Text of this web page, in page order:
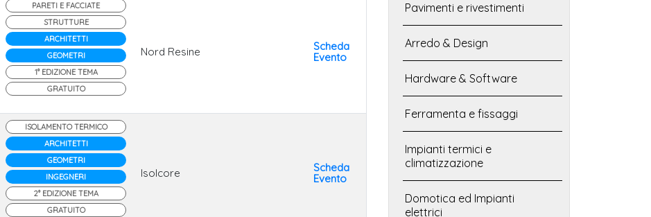
PARETI E FACCIATE
STRUTTURE
ARCHITETTI
GEOMETRI
1° EDIZIONE TEMA
GRATUITO
Nord Resine
Scheda
Evento
ISOLAMENTO TERMICO
ARCHITETTI
GEOMETRI
INGEGNERI
2° EDIZIONE TEMA
GRATUITO
Isolcore
Scheda
Evento
Pavimenti e rivestimenti
Arredo & Design
Hardware & Software
Ferramenta e fissaggi
Impianti termici e
climatizzazione
Domotica ed Impianti
elettrici